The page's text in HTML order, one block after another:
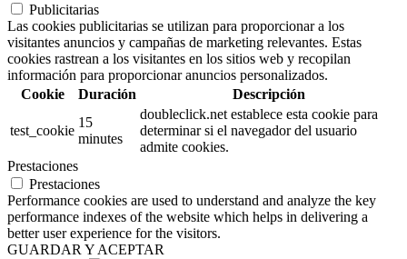
Publicitarias
Las cookies publicitarias se utilizan para proporcionar a los
visitantes anuncios y campañas de marketing relevantes. Estas
cookies rastrean a los visitantes en los sitios web y recopilan
información para proporcionar anuncios personalizados.
Cookie
Duración Descripción
test_cookie
15
minutes
doubleclick.net establece esta cookie para
determinar si el navegador del usuario
admite cookies.
Prestaciones
Prestaciones
Performance cookies are used to understand and analyze the key
performance indexes of the website which helps in delivering a
better user experience for the visitors.
GUARDAR Y ACEPTAR